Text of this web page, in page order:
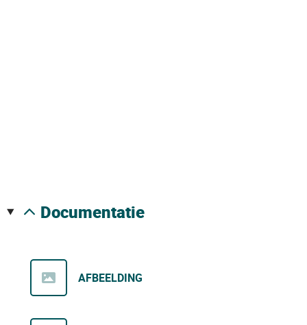
documentatie
AFBEELDING